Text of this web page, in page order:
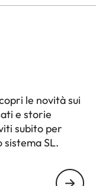
le novità sui
e storie
subito per
sistema SL.